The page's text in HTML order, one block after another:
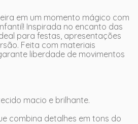
em um momento mágico com
Inspirada no encanto das
para festas, apresentações
Feita com materiais
liberdade de movimentos
macio e brilhante.
combina detalhes em tons do